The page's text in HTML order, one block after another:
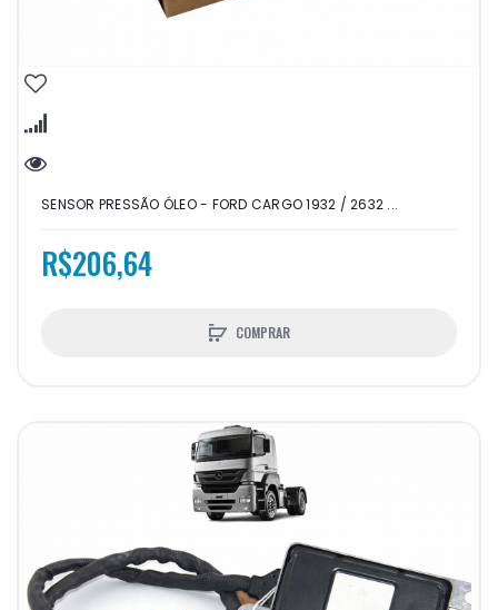
SENSOR PRESSÃO ÓLEO - FORD CARGO 1932 / 2632 ...
R$206,64
COMPRAR